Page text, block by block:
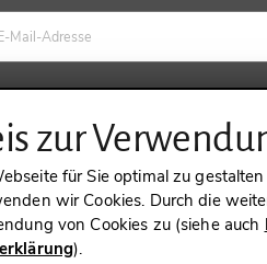
WIDERRUFEN
zur
für Sie optimal zu
wir Cookies. Durch die
von Cookies zu (siehe auch
).